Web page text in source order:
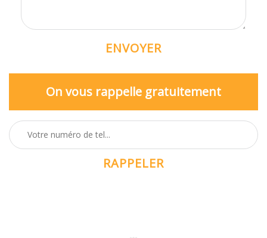
On vous rappelle gratuitement